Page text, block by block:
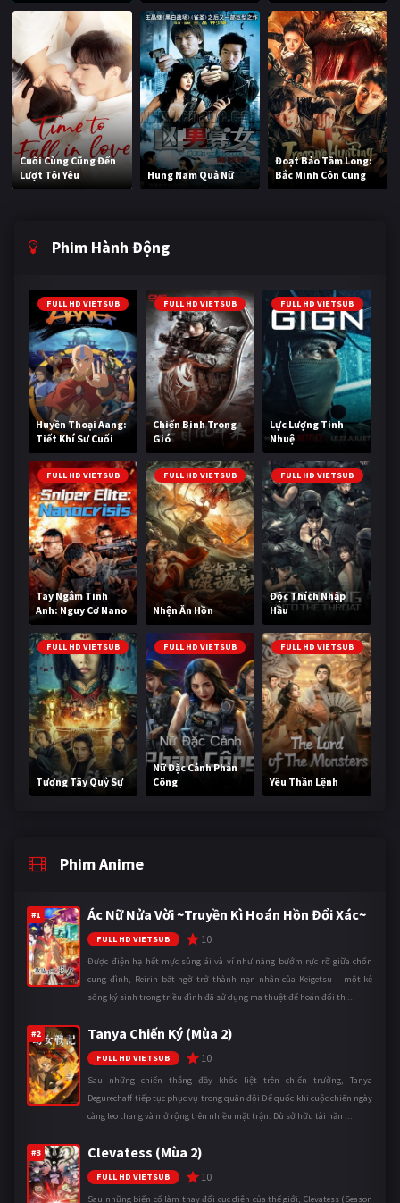
Cuối Cùng Cũng Đến
Lượt Tôi Yêu
Hung Nam Quả Nữ
Đoạt Bảo Tầm Long:
Bắc Minh Côn Cung
Phim Hành Động
FULL HD VIETSUB
Huyền Thoại Aang:
Tiết Khí Sư Cuối
Cùng
FULL HD VIETSUB
Chiến Binh Trong
Gió
FULL HD VIETSUB
Lực Lượng Tinh
Nhuệ
FULL HD VIETSUB
Tay Ngắm Tinh
Anh: Nguy Cơ Nano
FULL HD VIETSUB
Nhện Ăn Hồn
FULL HD VIETSUB
Độc Thích Nhập
Hầu
FULL HD VIETSUB
Tương Tây Quỷ Sự
FULL HD VIETSUB
Nữ Đặc Cảnh Phản
Công
FULL HD VIETSUB
Yêu Thần Lệnh
Phim Anime
#1 Ác Nữ Nửa Vời ~Truyền Kì Hoán Hồn Đổi Xác~
FULL HD VIETSUB 10
Được điện hạ hết mực sủng ái và ví như nàng bướm rực rỡ giữa chốn
cung đình, Reirin bất ngờ trở thành nạn nhân của Keigetsu – một kẻ
sống ký sinh trong triều đình đã sử dụng ma thuật để hoán đổi th ...
#2 Tanya Chiến Ký (Mùa 2)
FULL HD VIETSUB 10
Sau những chiến thắng đầy khốc liệt trên chiến trường, Tanya
Degurechaff tiếp tục phục vụ trong quân đội Đế quốc khi cuộc chiến ngày
càng leo thang và mở rộng trên nhiều mặt trận. Dù sở hữu tài năn ...
#3 Clevatess (Mùa 2)
FULL HD VIETSUB 10
Sau những biến cố làm thay đổi cục diện của thế giới, Clevatess (Season